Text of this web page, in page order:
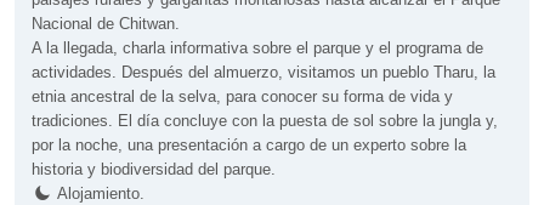
Nacional de Chitwan.
A la llegada, charla informativa sobre el parque y el programa de
actividades. Después del almuerzo, visitamos un pueblo Tharu, la
etnia ancestral de la selva, para conocer su forma de vida y
tradiciones. El día concluye con la puesta de sol sobre la jungla y,
por la noche, una presentación a cargo de un experto sobre la
historia y biodiversidad del parque.
Alojamiento.